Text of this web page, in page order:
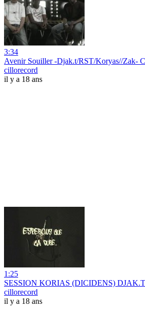
3:34
Avenir Souiller -Djak.t/RST/Koryas//Zak-
cillorecord
il y a 18 ans
1:25
SESSION KORIAS (DICIDENS)
cillorecord
il y a 18 ans